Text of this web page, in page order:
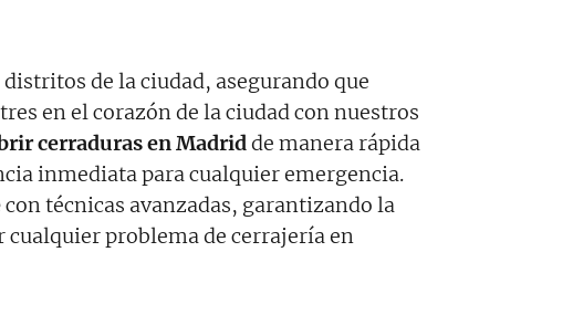
de la ciudad, asegurando que
en el corazón de la ciudad con nuestros
cerraduras en Madridde manera rápida
inmediata para cualquier emergencia.
con técnicas avanzadas, garantizando la
cualquier problema de cerrajería en